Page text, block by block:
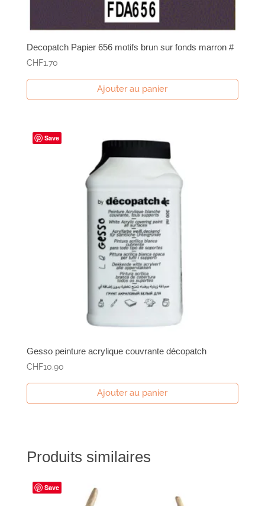
Decopatch Papier 656 motifs brun sur fonds marron #
CHF1.70
Ajouter au panier
Save
Gesso peinture acrylique couvrante décopatch
CHF10.90
Ajouter au panier
Produits similaires
Save